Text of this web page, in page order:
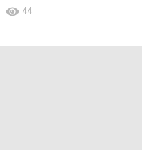
44